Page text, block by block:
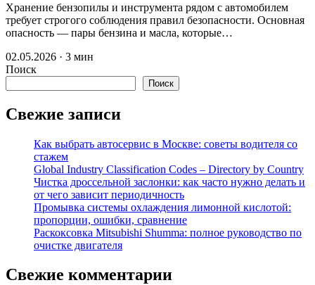
Хранение бензопилы и инструмента рядом с автомобилем
требует строгого соблюдения правил безопасности. Основная
опасность — пары бензина и масла, которые…
02.05.2026 · 3 мин
Поиск
Поиск
Свежие записи
Как выбрать автосервис в Москве: советы водителя со
стажем
Global Industry Classification Codes – Directory by Country
Чистка дроссельной заслонки: как часто нужно делать и
от чего зависит периодичность
Промывка системы охлаждения лимонной кислотой:
пропорции, ошибки, сравнение
Раскоксовка Mitsubishi Shumma: полное руководство по
очистке двигателя
Свежие комментарии